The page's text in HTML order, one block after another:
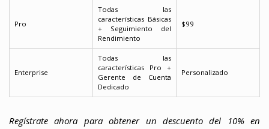
Pro
Todas las
características Básicas
+ Seguimiento del
Rendimiento
$99
Enterprise
Todas las
características Pro +
Gerente de Cuenta
Dedicado
Personalizado
Regístrate ahora para obtener un descuento del 10% en